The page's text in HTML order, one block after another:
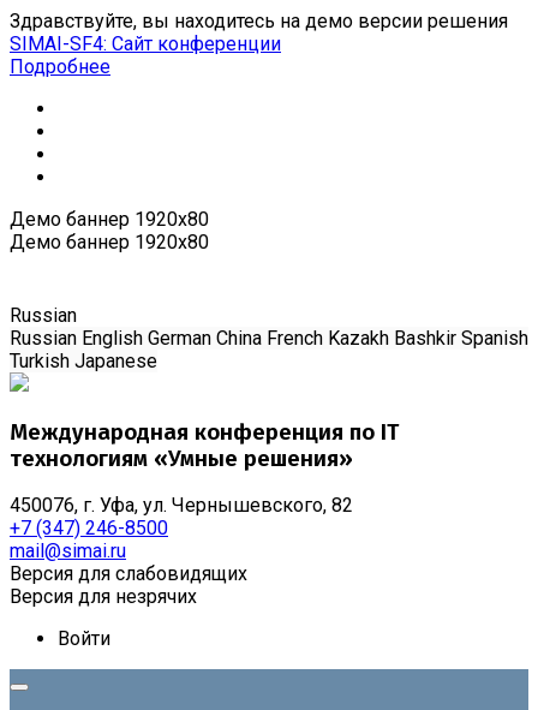
Здравствуйте, вы находитесь на демо версии решения
SIMAI-SF4: Сайт конференции
Подробнее
Демо баннер 1920x80
Демо баннер 1920x80
Russian
Russian English German China French Kazakh Bashkir Spanish
Turkish Japanese
Международная конференция по IT
технологиям «Умные решения»
450076, г. Уфа, ул. Чернышевского, 82
+7 (347) 246-8500
mail@simai.ru
Версия для слабовидящих
Версия для незрячих
Войти